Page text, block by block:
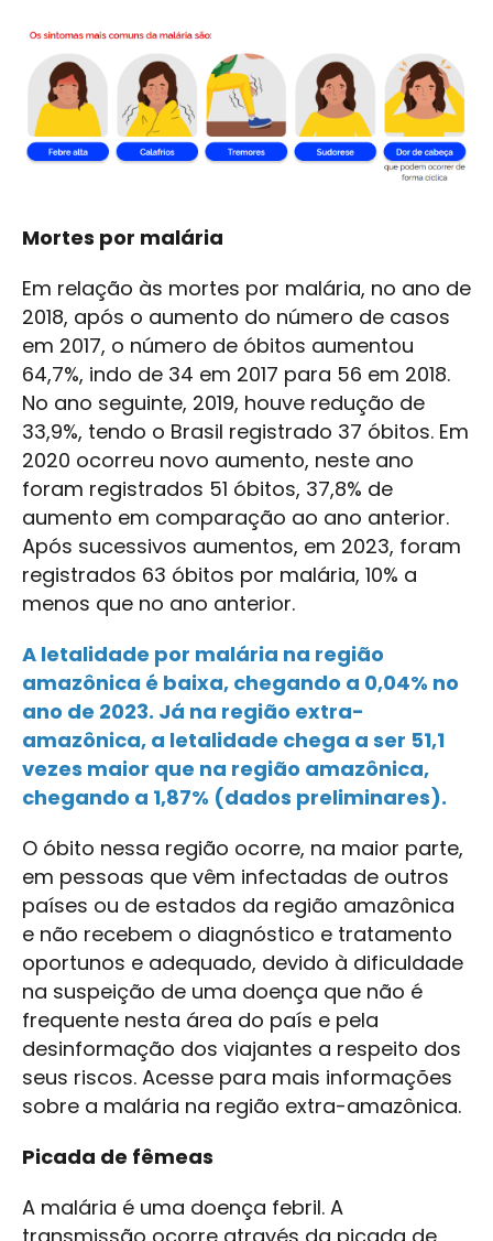
Mortes por malária
Em relação às mortes por malária, no ano de
2018, após o aumento do número de casos
em 2017, o número de óbitos aumentou
64,7%, indo de 34 em 2017 para 56 em 2018.
No ano seguinte, 2019, houve redução de
33,9%, tendo o Brasil registrado 37 óbitos. Em
2020 ocorreu novo aumento, neste ano
foram registrados 51 óbitos, 37,8% de
aumento em comparação ao ano anterior.
Após sucessivos aumentos, em 2023, foram
registrados 63 óbitos por malária, 10% a
menos que no ano anterior.
A letalidade por malária na região
amazônica é baixa, chegando a 0,04% no
ano de 2023. Já na região extra-
amazônica, a letalidade chega a ser 51,1
vezes maior que na região amazônica,
chegando a 1,87% (dados preliminares).
O óbito nessa região ocorre, na maior parte,
em pessoas que vêm infectadas de outros
países ou de estados da região amazônica
e não recebem o diagnóstico e tratamento
oportunos e adequado, devido à dificuldade
na suspeição de uma doença que não é
frequente nesta área do país e pela
desinformação dos viajantes a respeito dos
seus riscos. Acesse para mais informações
sobre a malária na região extra-amazônica.
Picada de fêmeas
A malária é uma doença febril. A